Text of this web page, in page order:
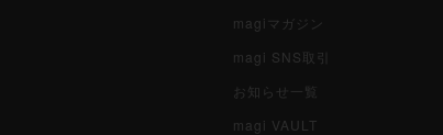
magiマガジン
magi SNS取引
お知らせ一覧
magi VAULT